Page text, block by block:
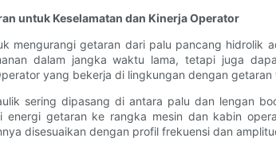
untuk Keselamatan dan Kinerja Operator
mengurangi getaran dari palu pancang hidrolik
dalam jangka waktu lama, tetapi juga
yang bekerja di lingkungan dengan
sering dipasang di antara palu dan lengan
energi getaran ke rangka mesin dan kabin
disesuaikan dengan profil frekuensi dan